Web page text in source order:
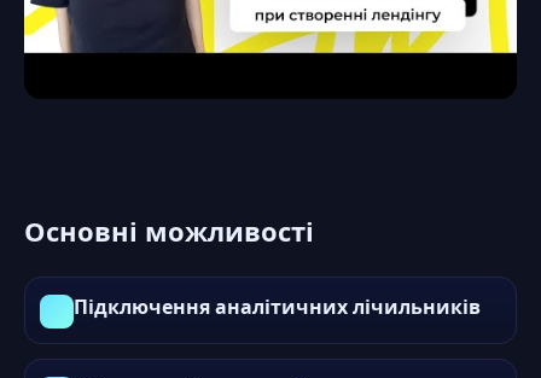
Основні можливості
Підключення аналітичних лічильників